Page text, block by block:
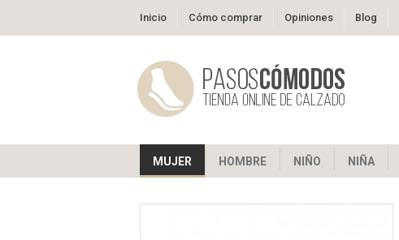
Inicio Cómo comprar Opiniones Blog
MUJER HOMBRE NIÑO NIÑA